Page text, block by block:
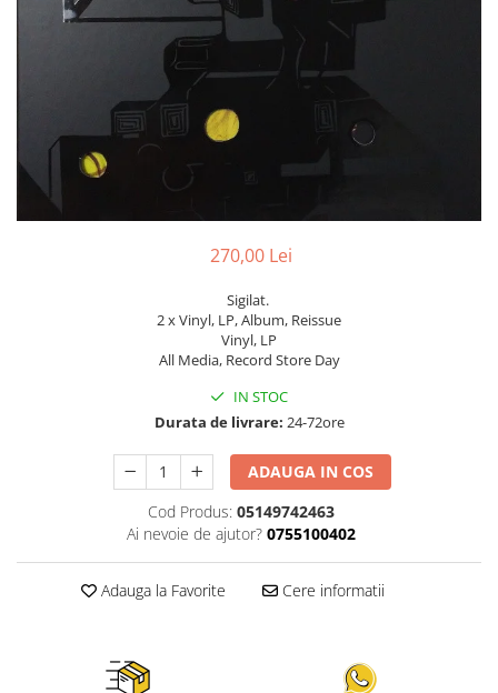
Viniluri Românești
270,00 Lei
Sigilat.
2 x Vinyl, LP, Album, Reissue
Vinyl, LP
All Media, Record Store Day
IN STOC
Durata de livrare: 24-72ore
ADAUGA IN COS
Cod Produs: 05149742463
Ai nevoie de ajutor? 0755100402
Adauga la Favorite Cere informatii